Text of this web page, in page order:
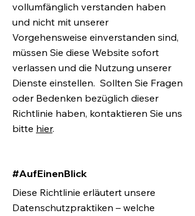
vollumfänglich verstanden haben
und nicht mit unserer
Vorgehensweise einverstanden sind,
müssen Sie diese Website sofort
verlassen und die Nutzung unserer
Dienste einstellen. Sollten Sie Fragen
oder Bedenken bezüglich dieser
Richtlinie haben, kontaktieren Sie uns
bitte hier.
#AufEinenBlick
Diese Richtlinie erläutert unsere
Datenschutzpraktiken – welche